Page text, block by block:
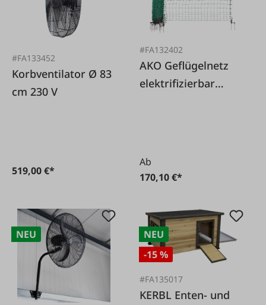
#FA133452
Korbventilator Ø 83
cm 230 V
519,00 €*
#FA132402
AKO Geflügelnetz
elektrifizierbar
Ab
170,10 €*
NEU
NEU
-15 %
#FA135017
KERBL Enten- und